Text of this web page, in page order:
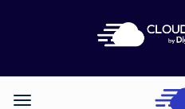
Categories